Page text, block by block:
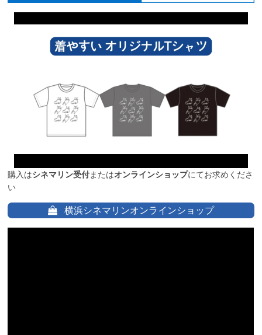
購入はシネマリン受付またはオンラインショップにてお求めくださ
い
横浜シネマリンオンラインショップ